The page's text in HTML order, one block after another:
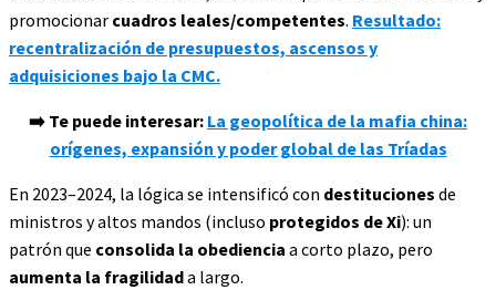
promocionar cuadros leales/competentes. Resultado:
recentralización de presupuestos, ascensos y
adquisiciones bajo la CMC.
➡️ Te puede interesar: La geopolítica de la mafia china:
orígenes, expansión y poder global de las Tríadas
En 2023–2024, la lógica se intensificó con destituciones de
ministros y altos mandos (incluso protegidos de Xi): un
patrón que consolida la obediencia a corto plazo, pero
aumenta la fragilidada largo.